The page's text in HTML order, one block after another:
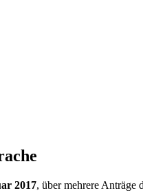
2017, über mehrere Anträge